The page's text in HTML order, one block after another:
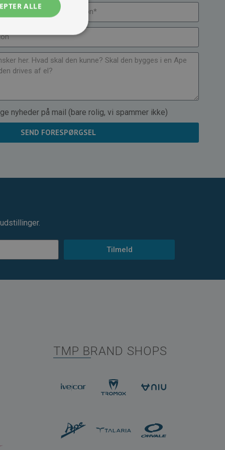
nyheder på mail (bare rolig, vi spammer ikke)
SEND FORESPØRGSEL
Tilmeld
TMP BRAND SHOPS
ALLE